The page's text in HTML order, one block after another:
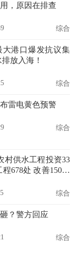
，原因在排查
综合
大港口爆发抗议集
放入海！
综合
雷电黄色预警
综合
村供水工程投资33
678处 改善150万
综合
？警方回应
综合